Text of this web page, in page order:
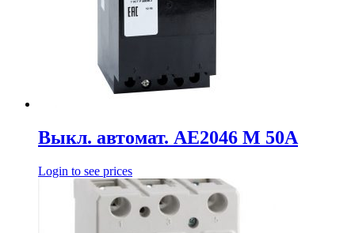
Выкл. автомат. АЕ2046 М 50А
Login to see prices